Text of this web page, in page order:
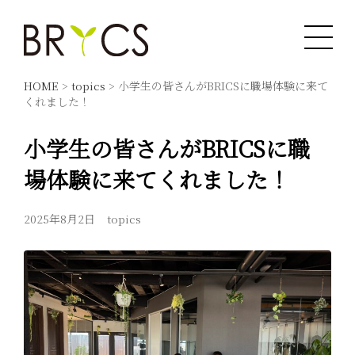
HOME >topics > 小学生の皆さんがBRICSに職場体験に来て
くれました！
小学生の皆さんがBRICSに職
場体験に来てくれました！
2025年8月2日 topics